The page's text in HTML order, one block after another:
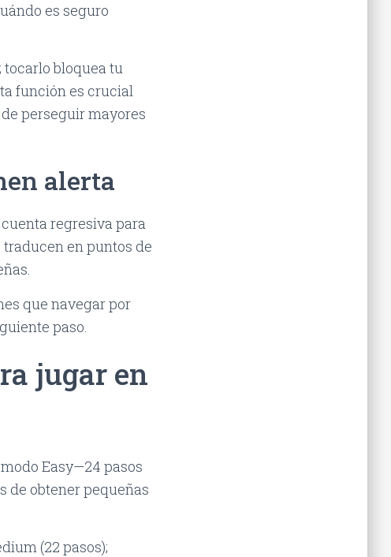
es seguro
tocarlo bloquea tu
función es crucial
perseguir mayores
alerta
regresiva para
en puntos de
que navegar por
paso.
jugar en
Easy—24 pasos
de obtener pequeñas
(22 pasos);